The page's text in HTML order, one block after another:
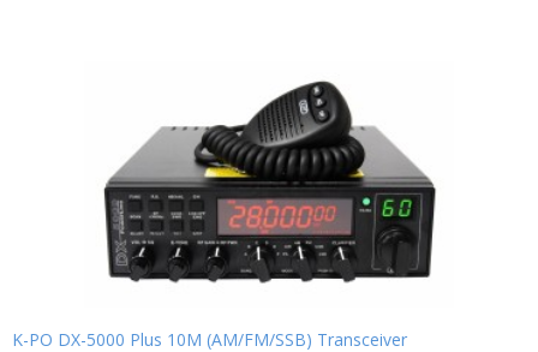
K-PO DX-5000 Plus 10M (AM/FM/SSB) Transceiver